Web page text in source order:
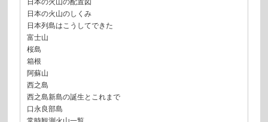
日本の火山の配置図
日本の火山のしくみ
日本列島はこうしてできた
富士山
桜島
箱根
阿蘇山
西之島
西之島新島の誕生とこれまで
口永良部島